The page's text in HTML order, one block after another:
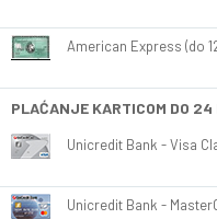
American Express (do
PLAĆANJE KARTICOM DO 24
Unicredit Bank - Visa
Unicredit Bank -